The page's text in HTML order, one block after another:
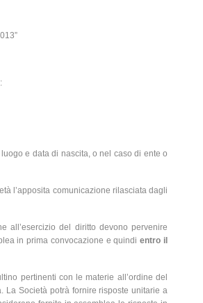
e data di nascita, o nel caso di ente o
l’apposita comunicazione rilasciata dagli
all’esercizio del diritto devono pervenire
in prima convocazione e quindientro il
pertinenti con le materie all’ordine del
La Società potrà fornire risposte unitarie a